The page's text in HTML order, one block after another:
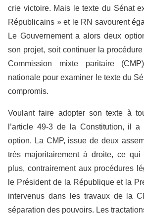
crie victoire. Mais le texte du Sénat
Républicains » et le RN savourent
Le Gouvernement a alors deux
son projet, soit continuer la
Commission mixte paritaire
nationale pour examiner le texte du
compromis.
Voulant faire adopter son texte à
l’article 49-3 de la Constitution, il
option. La CMP, issue de deux
très majoritairement à droite, ce
plus, contrairement aux procédures
le Président de la République et la
intervenus dans les travaux de la
séparation des pouvoirs. Les